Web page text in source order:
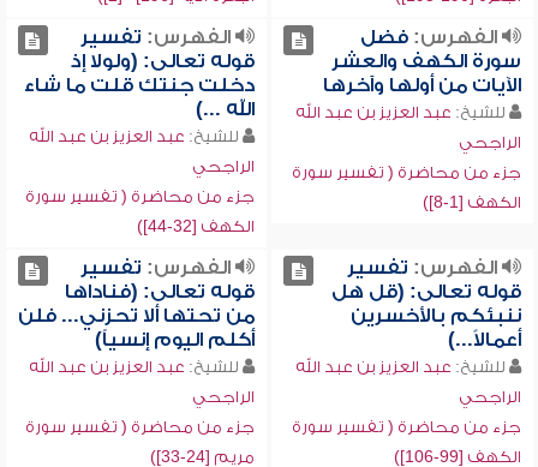
الفهرس:فضل
سورة الكهف والعشر
الآيات من أولها وآخرها
للشيخ: عبد العزيز بن عبد الله
الراجحي
جزء من محاضرة ( تفسير سورة
الكهف [1-8])
الفهرس: تفسير
قوله تعالى: (ولولا إذ
دخلت جنتك قلت ما شاء
الله ...)
للشيخ: عبد العزيز بن عبد الله
الراجحي
جزء من محاضرة ( تفسير سورة
الكهف [32-44])
الفهرس: تفسير
قوله تعالى: (قل هل
ننبئكم بالأخسرين
أعمالاً...)
للشيخ: عبد العزيز بن عبد الله
الراجحي
جزء من محاضرة ( تفسير سورة
الكهف [99-106])
الفهرس: تفسير
قوله تعالى: (فناداها
من تحتها ألا تحزني... فلن
أكلم اليوم إنسياً)
للشيخ: عبد العزيز بن عبد الله
الراجحي
جزء من محاضرة ( تفسير سورة
مريم [24-33])